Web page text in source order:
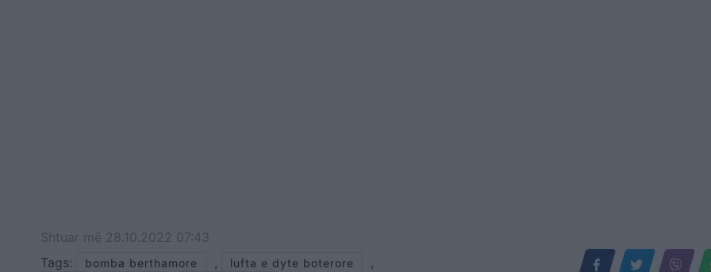
Shtuar më 28.10.2022 07:43
Tags:
bomba berthamore , lufta e dyte boterore ,